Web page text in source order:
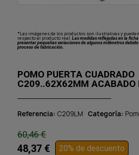
*Las imágenes de los productos son ilustrativas y
respecto al producto real. Las medidas reflejadas en la
presentar pequeñas variaciones de algunos milímetros
proceso de fabricación.
POMO PUERTA CUADRADO
C209..62X62MM ACABADO
Referencia C209LM Categoría
60,46 €
48,37 € 20% de descuento